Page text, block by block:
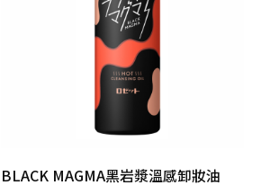
BLACK MAGMA黑岩漿溫感卸妝油